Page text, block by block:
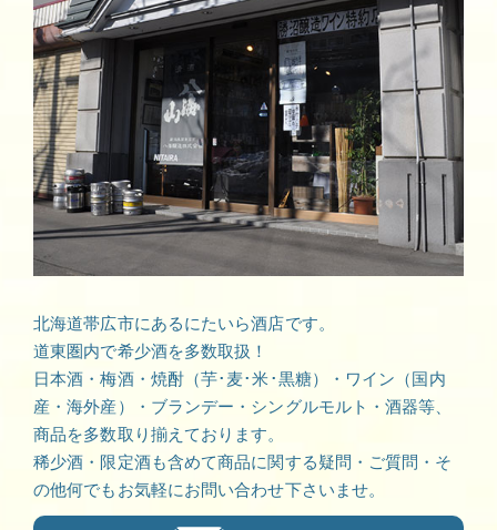
北海道帯広市にあるにたいら酒店です。
道東圏内で希少酒を多数取扱！
日本酒・梅酒・焼酎（芋･麦･米･黒糖）・ワイン（国内
産・海外産）・ブランデー・シングルモルト・酒器等、
商品を多数取り揃えております。
稀少酒・限定酒も含めて商品に関する疑問・ご質問・そ
の他何でもお気軽にお問い合わせ下さいませ。